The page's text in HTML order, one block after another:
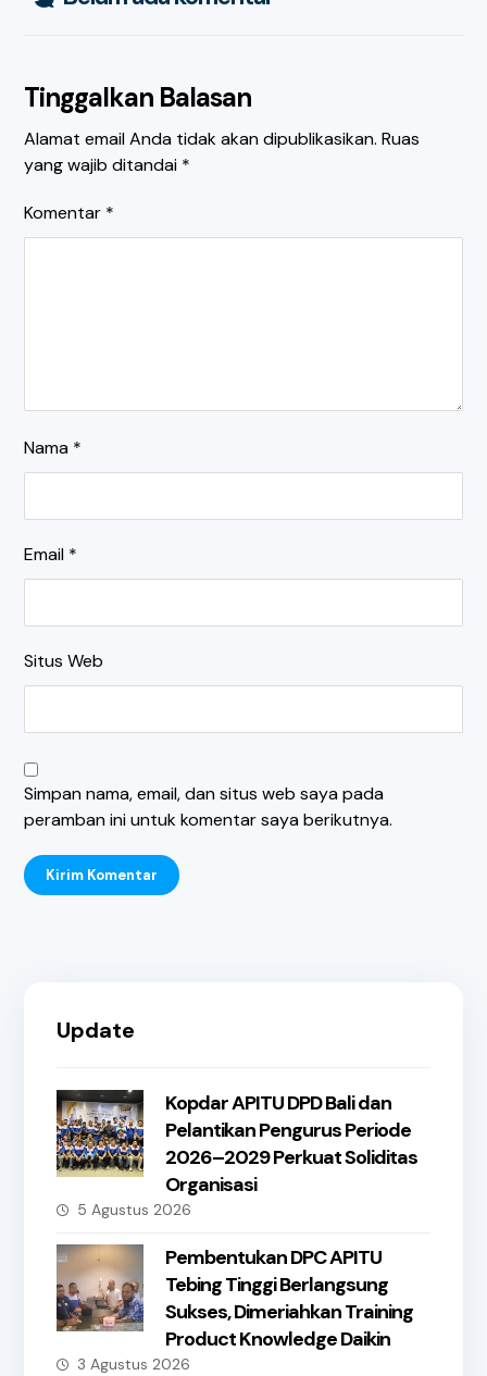
Tinggalkan Balasan
Alamat email Anda tidak akan dipublikasikan. Ruas
yang wajib ditandai *
Komentar *
Nama *
Email *
Situs Web
Simpan nama, email, dan situs web saya pada
peramban ini untuk komentar saya berikutnya.
Kirim Komentar
Update
Kopdar APITU DPD Bali dan
Pelantikan Pengurus Periode
2026–2029 Perkuat Soliditas
Organisasi
5 Agustus 2026
Pembentukan DPC APITU
Tebing Tinggi Berlangsung
Sukses, Dimeriahkan Training
Product Knowledge Daikin
3 Agustus 2026